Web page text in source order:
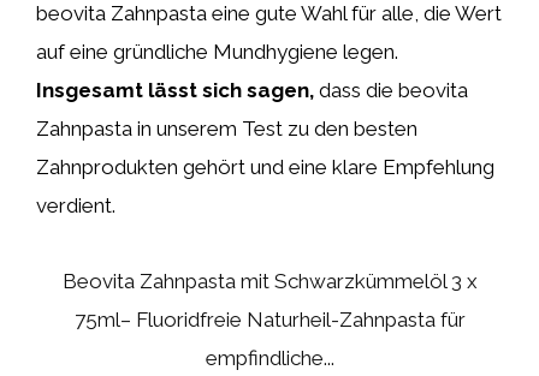
beovita Zahnpasta eine gute Wahl für alle, die Wert
auf eine gründliche Mundhygiene legen.
Insgesamt lässt sich sagen, dass die beovita
Zahnpasta in unserem Test zu den besten
Zahnprodukten gehört und eine klare Empfehlung
verdient.
Beovita Zahnpasta mit Schwarzkümmelöl 3 x
75ml– Fluoridfreie Naturheil-Zahnpasta für
empfindliche...